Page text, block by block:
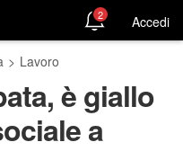
2 Accedi
> Lavoro
è giallo
a